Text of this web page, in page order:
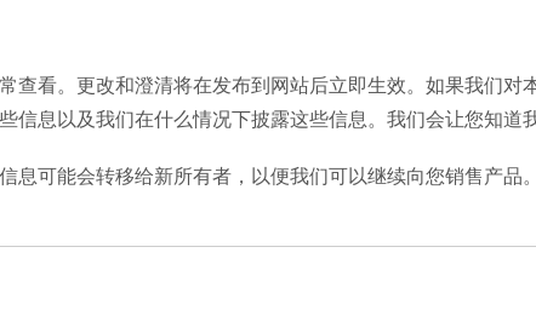
查看。更改和澄清将在发布到网站后立即生效。如果我们对
息以及我们在什么情况下披露这些信息。我们会让您知道
可能会转移给新所有者，以便我们可以继续向您销售产品。